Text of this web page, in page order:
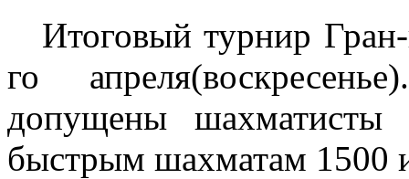
Итоговый турнир
го
допущены шахматисты
быстрым шахматам 1500